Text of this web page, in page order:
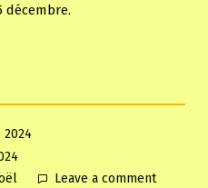
décembre.
Leave a commenton